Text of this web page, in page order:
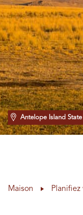
Antelope Island State
Maison